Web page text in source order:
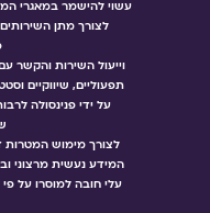
עשוי להישמר במאגרי
לצורך מתן השירותים,
וייעול השירות והקשר
תפעוליים, שיווקיים
על ידי פנינסולה
לצורך מימוש המטרות
המידע נעשית מרצוני
עלי חובה למוסרו על